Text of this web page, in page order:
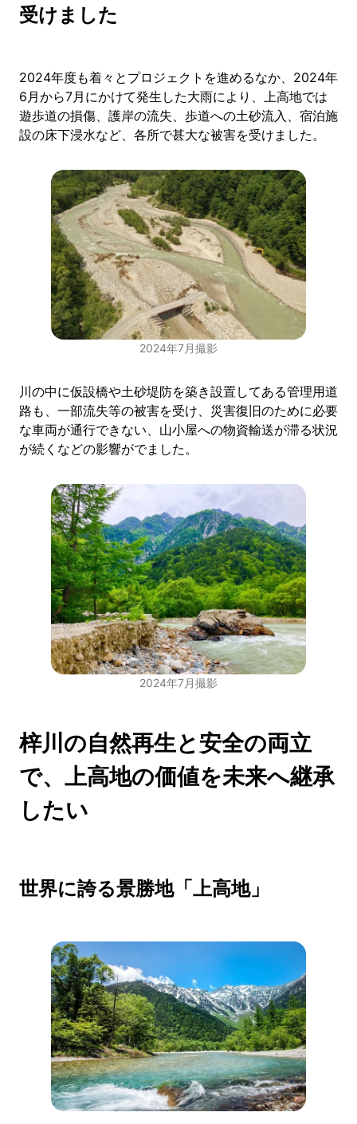
受けました
2024年度も着々とプロジェクトを進めるなか、2024年
6月から7月にかけて発生した大雨により、上高地では
遊歩道の損傷、護岸の流失、歩道への土砂流入、宿泊施
設の床下浸水など、各所で甚大な被害を受けました。
2024年7月撮影
川の中に仮設橋や土砂堤防を築き設置してある管理用道
路も、一部流失等の被害を受け、災害復旧のために必要
な車両が通行できない、山小屋への物資輸送が滞る状況
が続くなどの影響がでました。
2024年7月撮影
梓川の自然再生と安全の両立
で、上高地の価値を未来へ継承
したい
世界に誇る景勝地「上高地」